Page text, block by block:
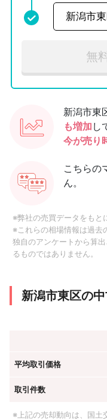
無
新潟市東
も増加 し
今が売り
こちらの
ん。
※弊社の売買データをもと
※これらの相場情報は過去
独自のアンケートから算
るものではありません。
新潟市東区の
平均取引価格
取引件数
※上記の売却動向は、国土